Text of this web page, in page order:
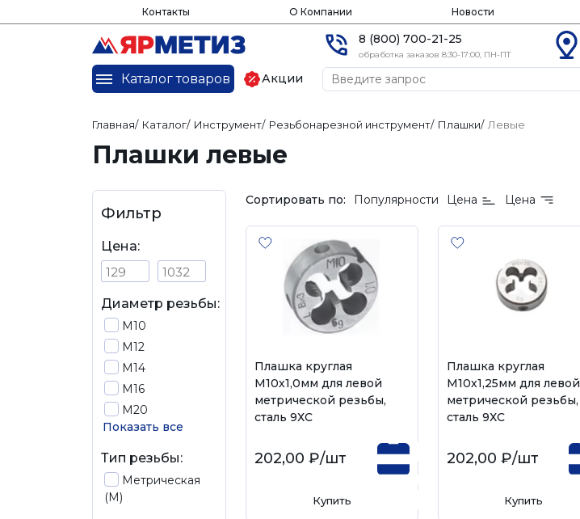
Контакты О Компании Новости
8 (800) 700-21-25
обработка заказов 8:30-17:00, ПН-ПТ
Каталог товаров Акции
Главная/ Каталог/ Инструмент/ Резьбонарезной инструмент/ Плашки/ Левые
Плашки левые
Фильтр
Цена:
Диаметр резьбы:
М10
М12
М14
М16
М20
Показать все
Тип резьбы:
Метрическая
(М)
Сортировать по: Популярности Цена Цена
Плашка круглая
М10х1,0мм для левой
метрической резьбы,
сталь 9ХС
202,00 ₽/шт
Купить
Плашка круглая
М10х1,25мм для левой
метрической резьбы,
сталь 9ХС
202,00 ₽/шт
Купить